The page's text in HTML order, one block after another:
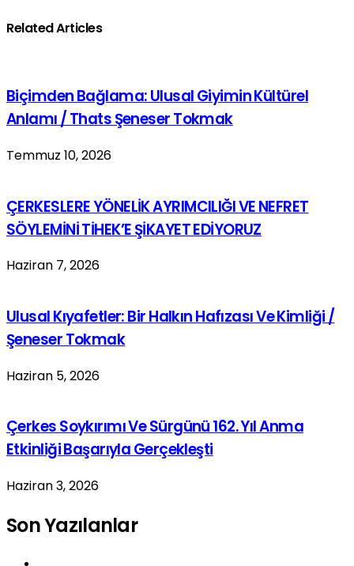
Related Articles
Biçimden Bağlama: Ulusal Giyimin Kültürel
Anlamı / Thats Şeneser Tokmak
Temmuz 10, 2026
ÇERKESLERE YÖNELİK AYRIMCILIĞI VE NEFRET
SÖYLEMİNİ TİHEK’E ŞİKAYET EDİYORUZ
Haziran 7, 2026
Ulusal Kıyafetler: Bir Halkın Hafızası Ve Kimliği /
Şeneser Tokmak
Haziran 5, 2026
Çerkes Soykırımı Ve Sürgünü 162. Yıl Anma
Etkinliği Başarıyla Gerçekleşti
Haziran 3, 2026
Son Yazılanlar